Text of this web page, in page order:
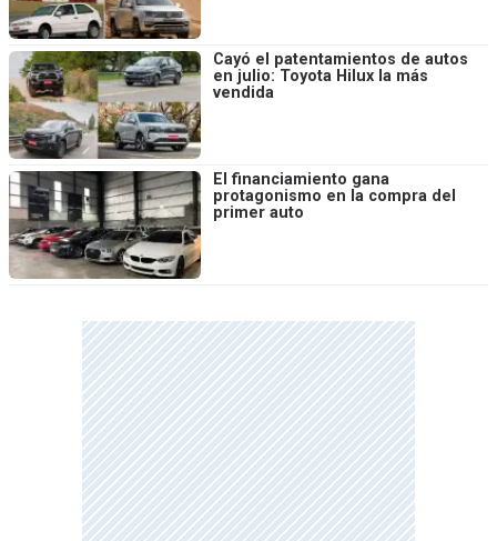
Cayó el patentamientos de autos
en julio: Toyota Hilux la más
vendida
El financiamiento gana
protagonismo en la compra del
primer auto